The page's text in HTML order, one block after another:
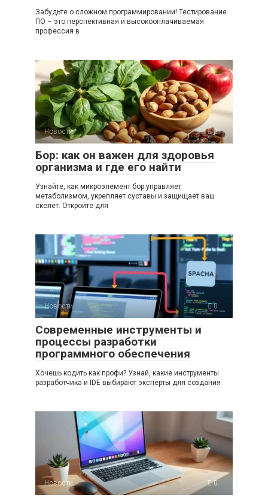
Забудьте о сложном программировании! Тестирование
ПО – это перспективная и высокооплачиваемая
профессия в
Новости 0
Бор: как он важен для здоровья
организма и где его найти
Узнайте, как микроэлемент бор управляет
метаболизмом, укрепляет суставы и защищает ваш
скелет. Откройте для
Новости 0
Современные инструменты и
процессы разработки
программного обеспечения
Хочешь кодить как профи? Узнай, какие инструменты
разработчика и IDE выбирают эксперты для создания
Новости 0